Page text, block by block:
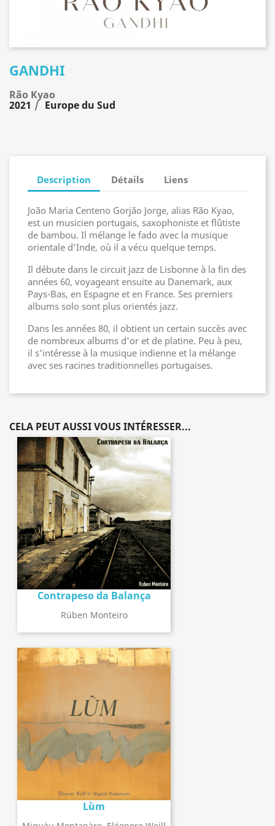
GANDHI
Rão Kyao
2021 Europe du Sud
Description Détails Liens
João Maria Centeno Gorjão Jorge, alias Rão Kyao,
est un musicien portugais, saxophoniste et flûtiste
de bambou. Il mélange le fado avec la musique
orientale d'Inde, où il a vécu quelque temps.
Il débute dans le circuit jazz de Lisbonne à la fin des
années 60, voyageant ensuite au Danemark, aux
Pays-Bas, en Espagne et en France. Ses premiers
albums solo sont plus orientés jazz.
Dans les années 80, il obtient un certain succès avec
de nombreux albums d'or et de platine. Peu à peu,
il s'intéresse à la musique indienne et la mélange
avec ses racines traditionnelles portugaises.
CELA PEUT AUSSI VOUS INTÉRESSER...
Contrapeso da Balança
Rúben Monteiro
Lùm